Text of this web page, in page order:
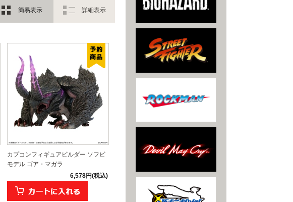
簡易表示 詳細表示
カプコンフィギュアビルダー ソフビ
モデル ゴア・マガラ
6,578円(税込)